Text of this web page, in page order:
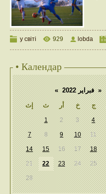
у світі 929 lobda
• Календар
« فبراير 2022 »
إث
ث أر خ ج
1 2 3 4
7 8 9 10 11
14 15 16 17 18
21 22 23 24 25
28